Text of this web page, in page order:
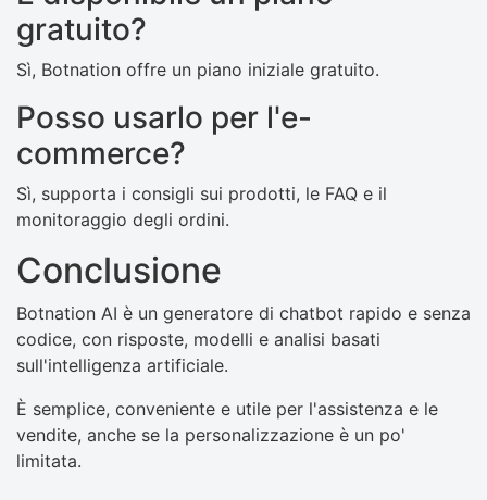
gratuito?
Sì, Botnation offre un piano iniziale gratuito.
Posso usarlo per l'e-
commerce?
Sì, supporta i consigli sui prodotti, le FAQ e il
monitoraggio degli ordini.
Conclusione
Botnation AI è un generatore di chatbot rapido e senza
codice, con risposte, modelli e analisi basati
sull'intelligenza artificiale.
È semplice, conveniente e utile per l'assistenza e le
vendite, anche se la personalizzazione è un po'
limitata.